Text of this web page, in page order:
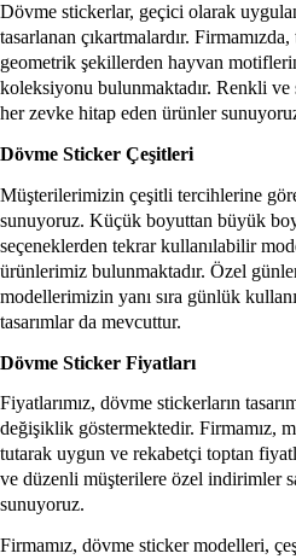
Dövme stickerlar, geçici olarak
tasarlanan çıkartmalardır.
geometrik şekillerden hayvan
koleksiyonu bulunmaktadır. Renkli
her zevke hitap eden ürünler
Dövme Sticker Çeşitleri
Müşterilerimizin çeşitli tercihlerine
sunuyoruz. Küçük boyuttan büyük
seçeneklerden tekrar kullanılabilir
ürünlerimiz bulunmaktadır. Özel
modellerimizin yanı sıra günlük
tasarımlar da mevcuttur.
Dövme Sticker Fiyatları
Fiyatlarımız, dövme stickerların
değişiklik göstermektedir. Firmamız,
tutarak uygun ve rekabetçi toptan
ve düzenli müşterilere özel indirimler
sunuyoruz.
Firmamız, dövme sticker modelleri,